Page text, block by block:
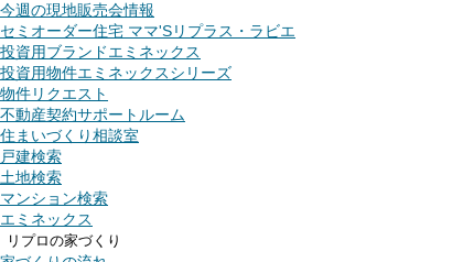
セミオーダー住宅
ママ'sリプラス・ラビエ
投資用ブランド
エミネックス
物件リクエスト
不動産契約サポートルーム
住まいづくり相談室
投資用物件
エミネックスシリーズ
総合お問い合わせ
資料請求
来場予約
今週の現地販売会情報
セミオーダー住宅 ママ'Sリプラス・ラビエ
投資用ブランドエミネックス
投資用物件エミネックスシリーズ
物件リクエスト
不動産契約サポートルーム
住まいづくり相談室
戸建検索
土地検索
マンション検索
エミネックス
リプロの家づくり